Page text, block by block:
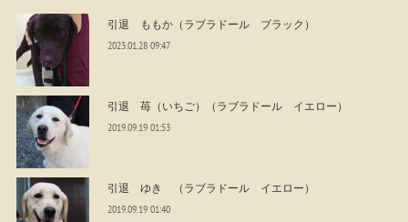
引退 ももか（ラブラドール ブラック）
2023.01.28 09:47
引退 苺（いちご）（ラブラドール イエロー）
2019.09.19 01:53
引退 ゆき （ラブラドール イエロー）
2019.09.19 01:40